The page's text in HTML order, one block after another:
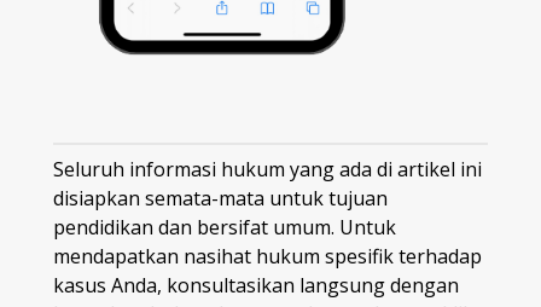
Seluruh informasi hukum yang ada di artikel ini
disiapkan semata-mata untuk tujuan
pendidikan dan bersifat umum. Untuk
mendapatkan nasihat hukum spesifik terhadap
kasus Anda, konsultasikan langsung dengan